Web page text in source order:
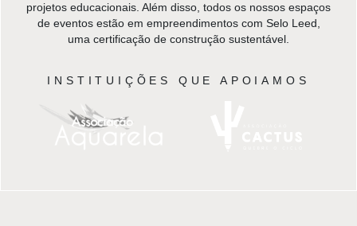
projetos educacionais. Além disso, todos os nossos espaços
de eventos estão em empreendimentos com Selo Leed,
uma certificação de construção sustentável.
INSTITUIÇÕES QUE APOIAMOS